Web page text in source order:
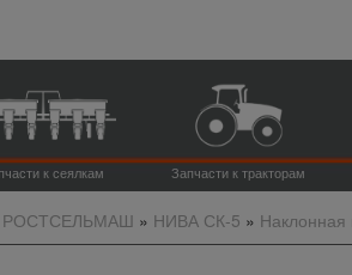
к сеялкам Запчасти к тракторам
РОСТСЕЛЬМАШ » НИВА СК-5 » Наклонная